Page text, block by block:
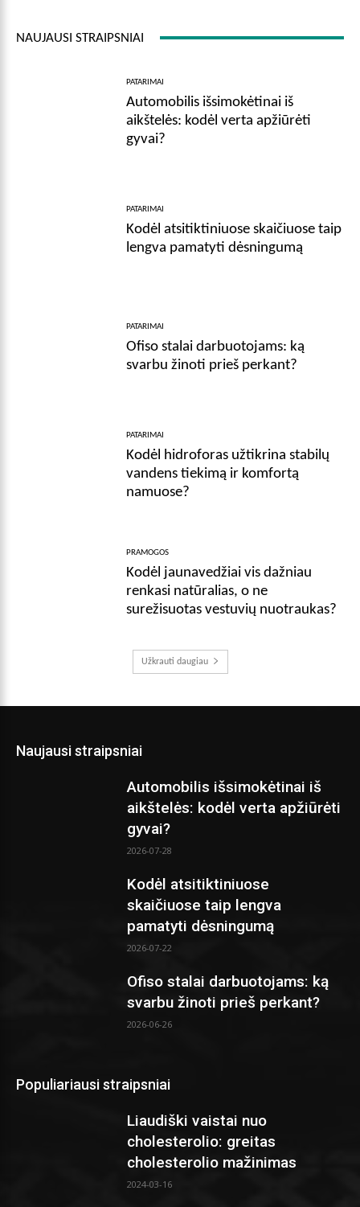
NAUJAUSI STRAIPSNIAI
PATARIMAI
Automobilis išsimokėtinai iš
aikštelės: kodėl verta apžiūrėti
gyvai?
PATARIMAI
Kodėl atsitiktiniuose skaičiuose taip
lengva pamatyti dėsningumą
PATARIMAI
Ofiso stalai darbuotojams: ką
svarbu žinoti prieš perkant?
PATARIMAI
Kodėl hidroforas užtikrina stabilų
vandens tiekimą ir komfortą
namuose?
PRAMOGOS
Kodėl jaunavedžiai vis dažniau
renkasi natūralias, o ne
surežisuotas vestuvių nuotraukas?
Užkrauti daugiau
Naujausi straipsniai
Automobilis išsimokėtinai iš
aikštelės: kodėl verta apžiūrėti
gyvai?
2026-07-28
Kodėl atsitiktiniuose
skaičiuose taip lengva
pamatyti dėsningumą
2026-07-22
Ofiso stalai darbuotojams: ką
svarbu žinoti prieš perkant?
2026-06-26
Populiariausi straipsniai
Liaudiški vaistai nuo
cholesterolio: greitas
cholesterolio mažinimas
2024-03-16